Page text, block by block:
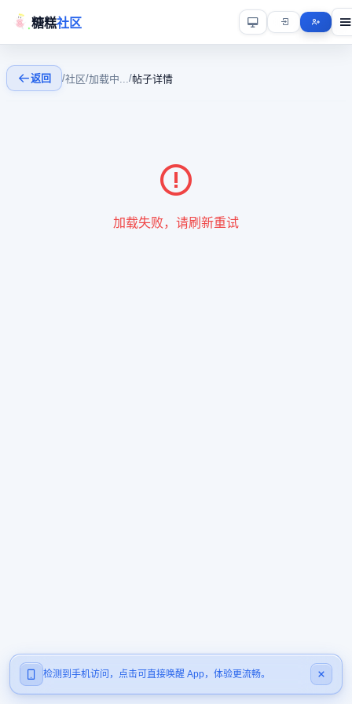
糖糕社区
检测到手机访问，点击可直接唤醒 App，体验更流畅。
返回 /社区/加载中.../帖子详情
加载失败，请刷新重试